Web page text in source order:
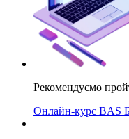
Рекомендуємо
Онлайн-курс BAS